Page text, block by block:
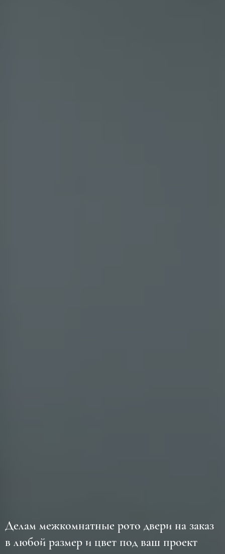
Делам межкомнатные рото двери на заказ
в любой размер и цвет под ваш проект